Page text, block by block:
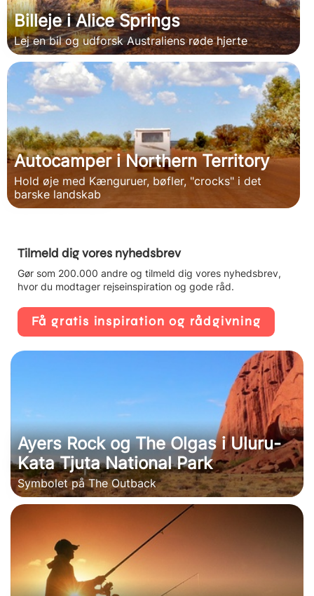
Billeje i Alice Springs
Lej en bil og udforsk Australiens røde hjerte
Autocamper i Northern Territory
Hold øje med Kænguruer, bøfler, "crocks" i det
barske landskab
Tilmeld dig vores nyhedsbrev
Gør som 200.000 andre og tilmeld dig vores nyhedsbrev,
hvor du modtager rejseinspiration og gode råd.
Få gratis inspiration og rådgivning
Ayers Rock og The Olgas i Uluru-
Kata Tjuta National Park
Symbolet på The Outback